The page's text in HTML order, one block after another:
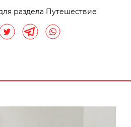
раздела Путешествие